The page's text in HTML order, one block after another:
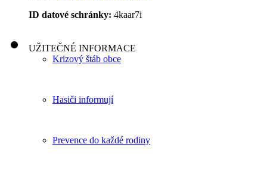
ID datové schránky: 4kaar7i
UŽITEČNÉ INFORMACE
Krizový štáb obce
Hasiči informují
Prevence do každé rodiny